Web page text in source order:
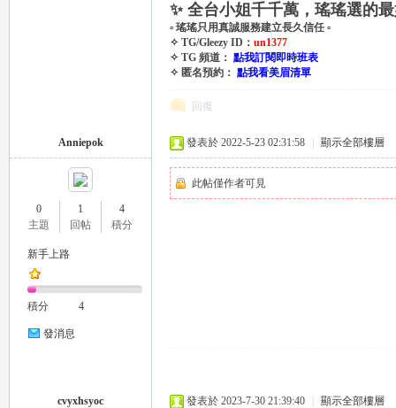
外
✨ 全台小姐千千萬，瑤瑤選的
▫ 瑤瑤只用真誠服務建立長久信任 ▫
✧ TG/Gleezy ID： un1377
✧ TG 頻道： 點我訂閱即時班表
✧ 匿名預約： 點我看美眉清單
回復
Anniepok
0
主題
1
回帖
4
積分
新手上路
積分 4
發消息
發表於 2022-5-23 02:31:58 顯示全部樓層
此帖僅作者可見
cvyxhsyoc 發表於 2023-7-30 21:39:40 顯示全部樓層